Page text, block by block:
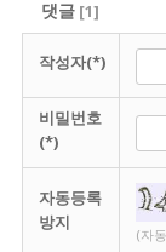
댓글[1]
작성자(*)
비밀번호
(*)
자동등록
방지
(자